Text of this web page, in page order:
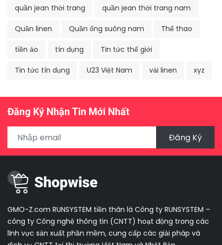
quần jean thời trang quần jean thời trang nam
Quần linen Quần ống suông nam Thể thao
tiền ảo tín dụng Tin tức thế giới
Tin tức tín dụng U23 Việt Nam vải linen xyz
Đăng Ký Nhận Tin Mới Nhất
Đăng Ký
GMO-Z.com RUNSYSTEM tiền thân là Công ty RUNSYSTEM –
công ty Công nghệ thông tin (CNTT) hoạt động trong các
lĩnh vực sản xuất phần mềm, cung cấp các giải pháp và